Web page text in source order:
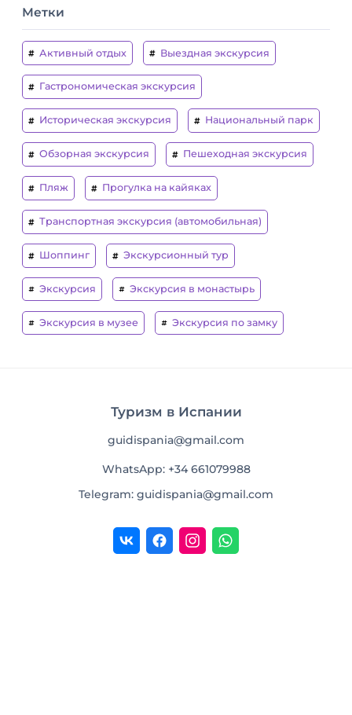
Метки
Активный отдых Выездная экскурсия
Гастрономическая экскурсия
Историческая экскурсия Национальный парк
Обзорная экскурсия Пешеходная экскурсия
Пляж Прогулка на кайяках
Транспортная экскурсия (автомобильная)
Шоппинг Экскурсионный тур
Экскурсия Экскурсия в монастырь
Экскурсия в музее Экскурсия по замку
Туризм в Испании
guidispania@gmail.com
WhatsApp: +34 661079988
Telegram: guidispania@gmail.com